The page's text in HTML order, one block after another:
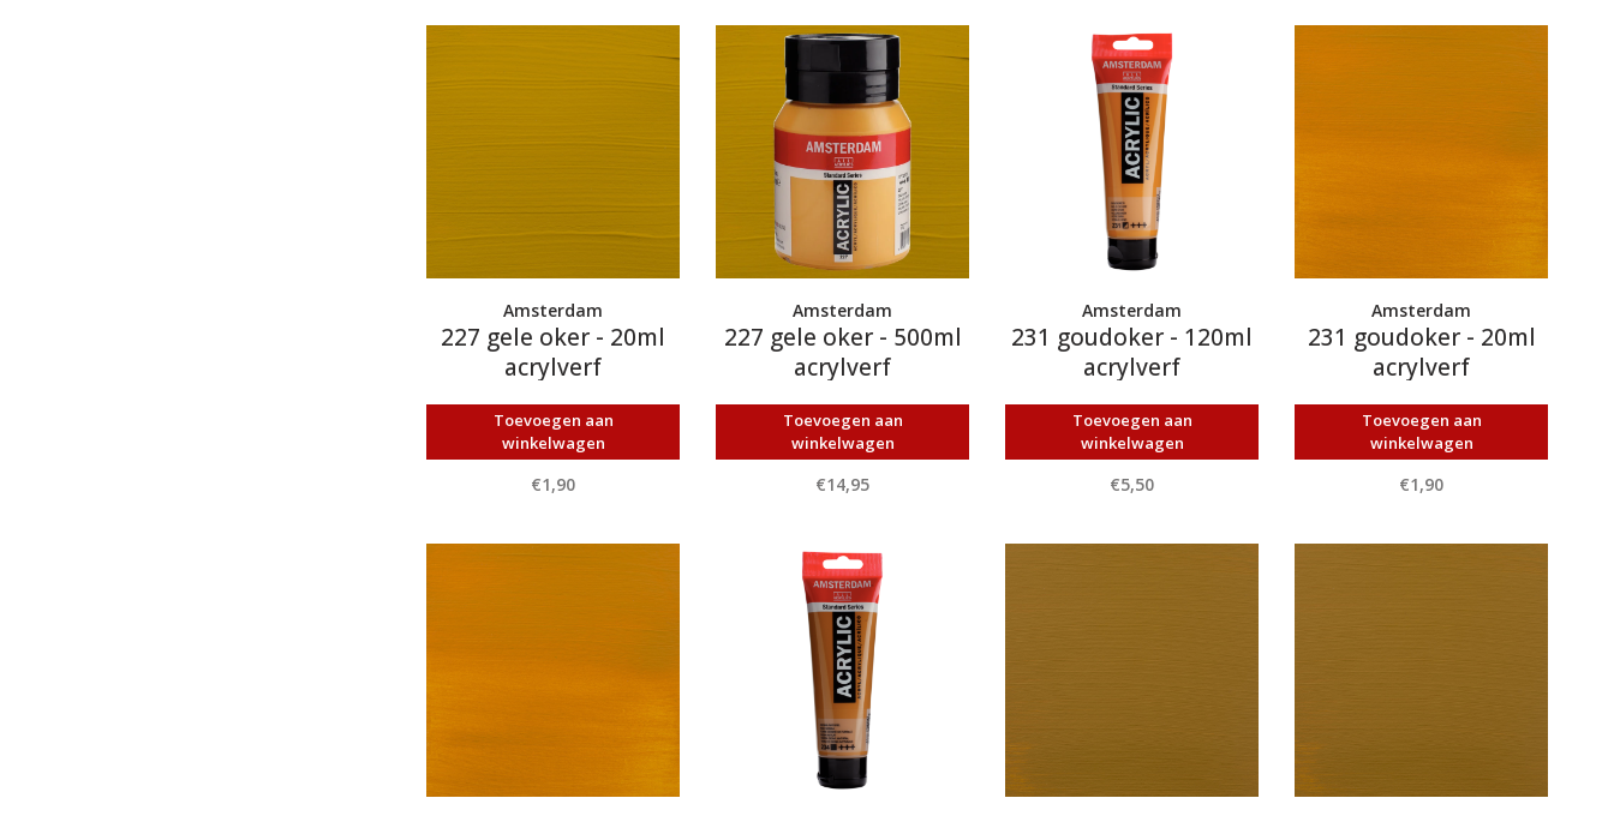
Amsterdam
227 gele oker - 20ml
acrylverf
Toevoegen aan
winkelwagen
€1,90
Amsterdam
227 gele oker - 500ml
acrylverf
Toevoegen aan
winkelwagen
€14,95
Amsterdam
231 goudoker - 120ml
acrylverf
Toevoegen aan
winkelwagen
€5,50
Amsterdam
231 goudoker - 20ml
acrylverf
Toevoegen aan
winkelwagen
€1,90